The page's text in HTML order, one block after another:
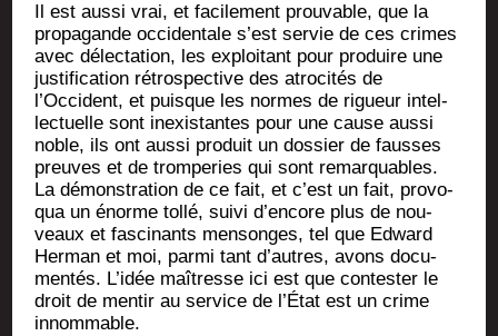
Il est aus­si vrai, et faci­le­ment prou­vable, que la
pro­pa­gande occi­den­tale s’est ser­vie de ces crimes
avec délec­ta­tion, les exploi­tant pour pro­duire une
jus­ti­fi­ca­tion rétros­pec­tive des atro­ci­tés de
l’Occident, et puisque les normes de rigueur intel­
lec­tuelle sont inexis­tantes pour une cause aus­si
noble, ils ont aus­si pro­duit un dos­sier de fausses
preuves et de trom­pe­ries qui sont remar­quables.
La démons­tra­tion de ce fait, et c’est un fait, pro­vo­
qua un énorme tol­lé, sui­vi d’encore plus de nou­
veaux et fas­ci­nants men­songes, tel que Edward
Her­man et moi, par­mi tant d’autres, avons docu­
men­tés. L’idée maî­tresse ici est que contes­ter le
droit de men­tir au ser­vice de l’État est un crime
innommable.